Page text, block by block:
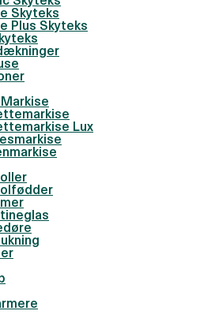
Skyteks
Plus Skyteks
Lux